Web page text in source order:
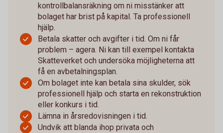
kontrollbalansräkning om ni misstänker att
bolaget har brist på kapital. Ta professionell
hjälp.
Betala skatter och avgifter i tid. Om ni får
problem – agera. Ni kan till exempel kontakta
Skatteverket och undersöka möjligheterna att
få en avbetalningsplan.
Om bolaget inte kan betala sina skulder, sök
professionell hjälp och starta en rekonstruktion
eller konkurs i tid.
Lämna in årsredovisningen i tid.
Undvik att blanda ihop privata och